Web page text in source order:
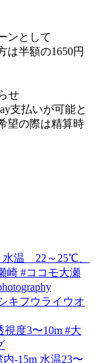
ンとして
は半額の1650円
せ
支払いが可能と
望の際は精算時